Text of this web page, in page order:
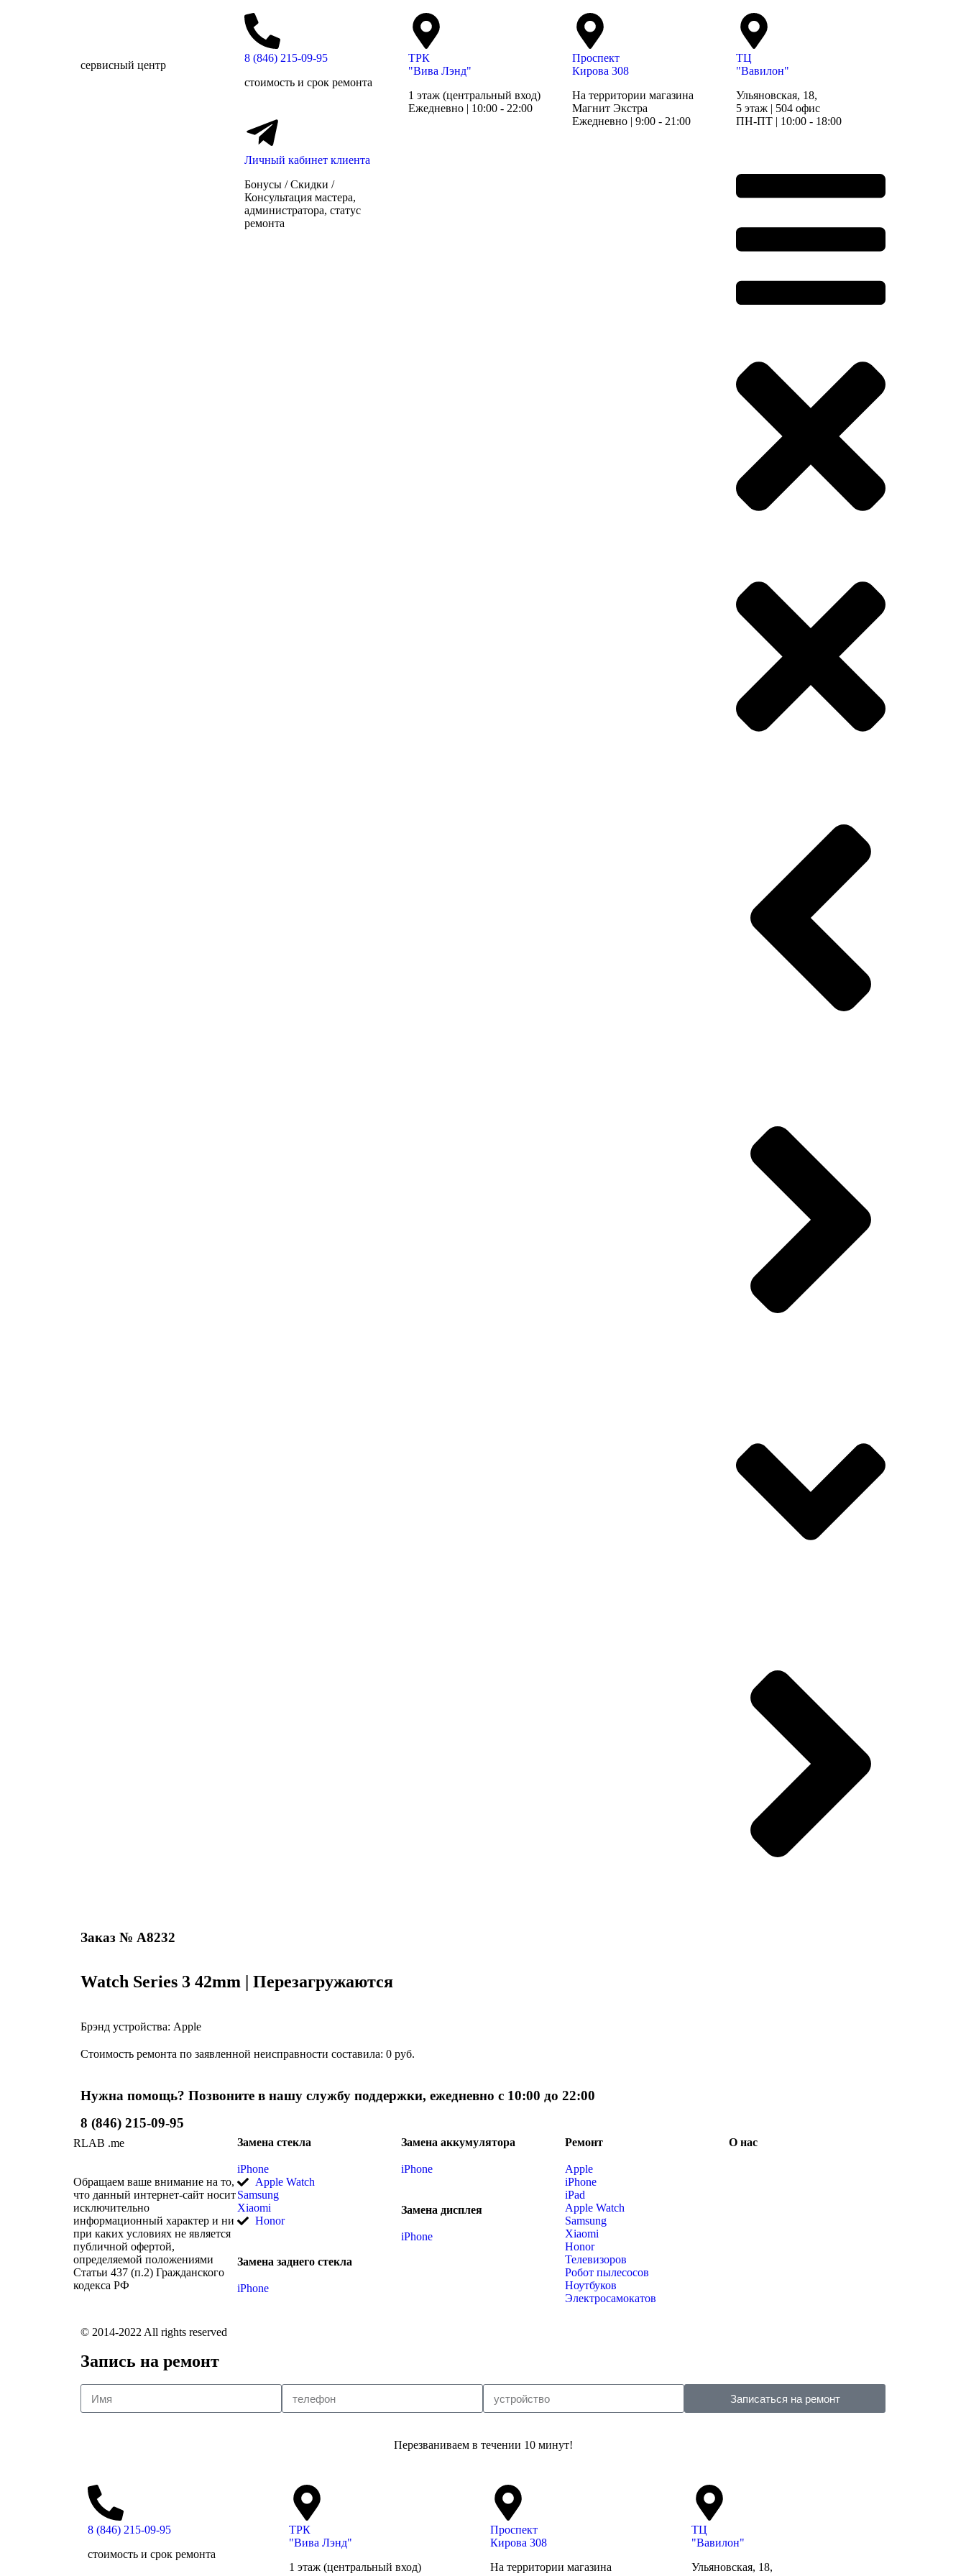
сервисный центр
8 (846) 215-09-95
стоимость и срок ремонта
Личный кабинет клиента
Бонусы / Скидки /
Консультация мастера,
администратора, статус
ремонта
ТРК
"Вива Лэнд"
1 этаж (центральный вход)
Ежедневно | 10:00 - 22:00
Проспект
Кирова 308
На территории магазина
Магнит Экстра
Ежедневно | 9:00 - 21:00
ТЦ
"Вавилон"
Ульяновская, 18,
5 этаж | 504 офис
ПН-ПТ | 10:00 - 18:00
Заказ № A8232
Watch Series 3 42mm | Перезагружаются
Брэнд устройства: Apple
Стоимость ремонта по заявленной неисправности составила: 0 руб.
Нужна помощь? Позвоните в нашу службу поддержки, ежедневно с 10:00 до 22:00
8 (846) 215-09-95
RLAB .me
Обращаем ваше внимание на то,
что данный интернет-сайт носит
исключительно
информационный характер и ни
при каких условиях не является
публичной офертой,
определяемой положениями
Статьи 437 (п.2) Гражданского
кодекса РФ
Замена стекла
iPhone
Apple Watch
Samsung
Xiaomi
Honor
Замена заднего стекла
iPhone
Замена аккумулятора
iPhone
Замена дисплея
iPhone
Ремонт
Apple
iPhone
iPad
Apple Watch
Samsung
Xiaomi
Honor
Телевизоров
Робот пылесосов
Ноутбуков
Электросамокатов
О нас
© 2014-2022 All rights reserved
Запись на ремонт
Записаться на ремонт
Перезваниваем в течении 10 минут!
8 (846) 215-09-95
стоимость и срок ремонта
ТРК
"Вива Лэнд"
1 этаж (центральный вход)
Проспект
Кирова 308
На территории магазина
ТЦ
"Вавилон"
Ульяновская, 18,